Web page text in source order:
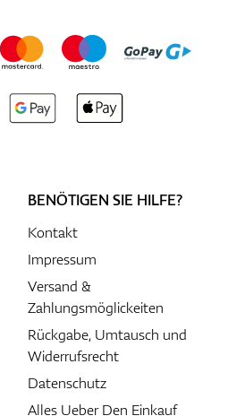
BENÖTIGEN SIE HILFE?
Kontakt
Impressum
Versand &
Zahlungsmöglickeiten
Rückgabe, Umtausch und
Widerrufsrecht
Datenschutz
Alles Ueber Den Einkauf